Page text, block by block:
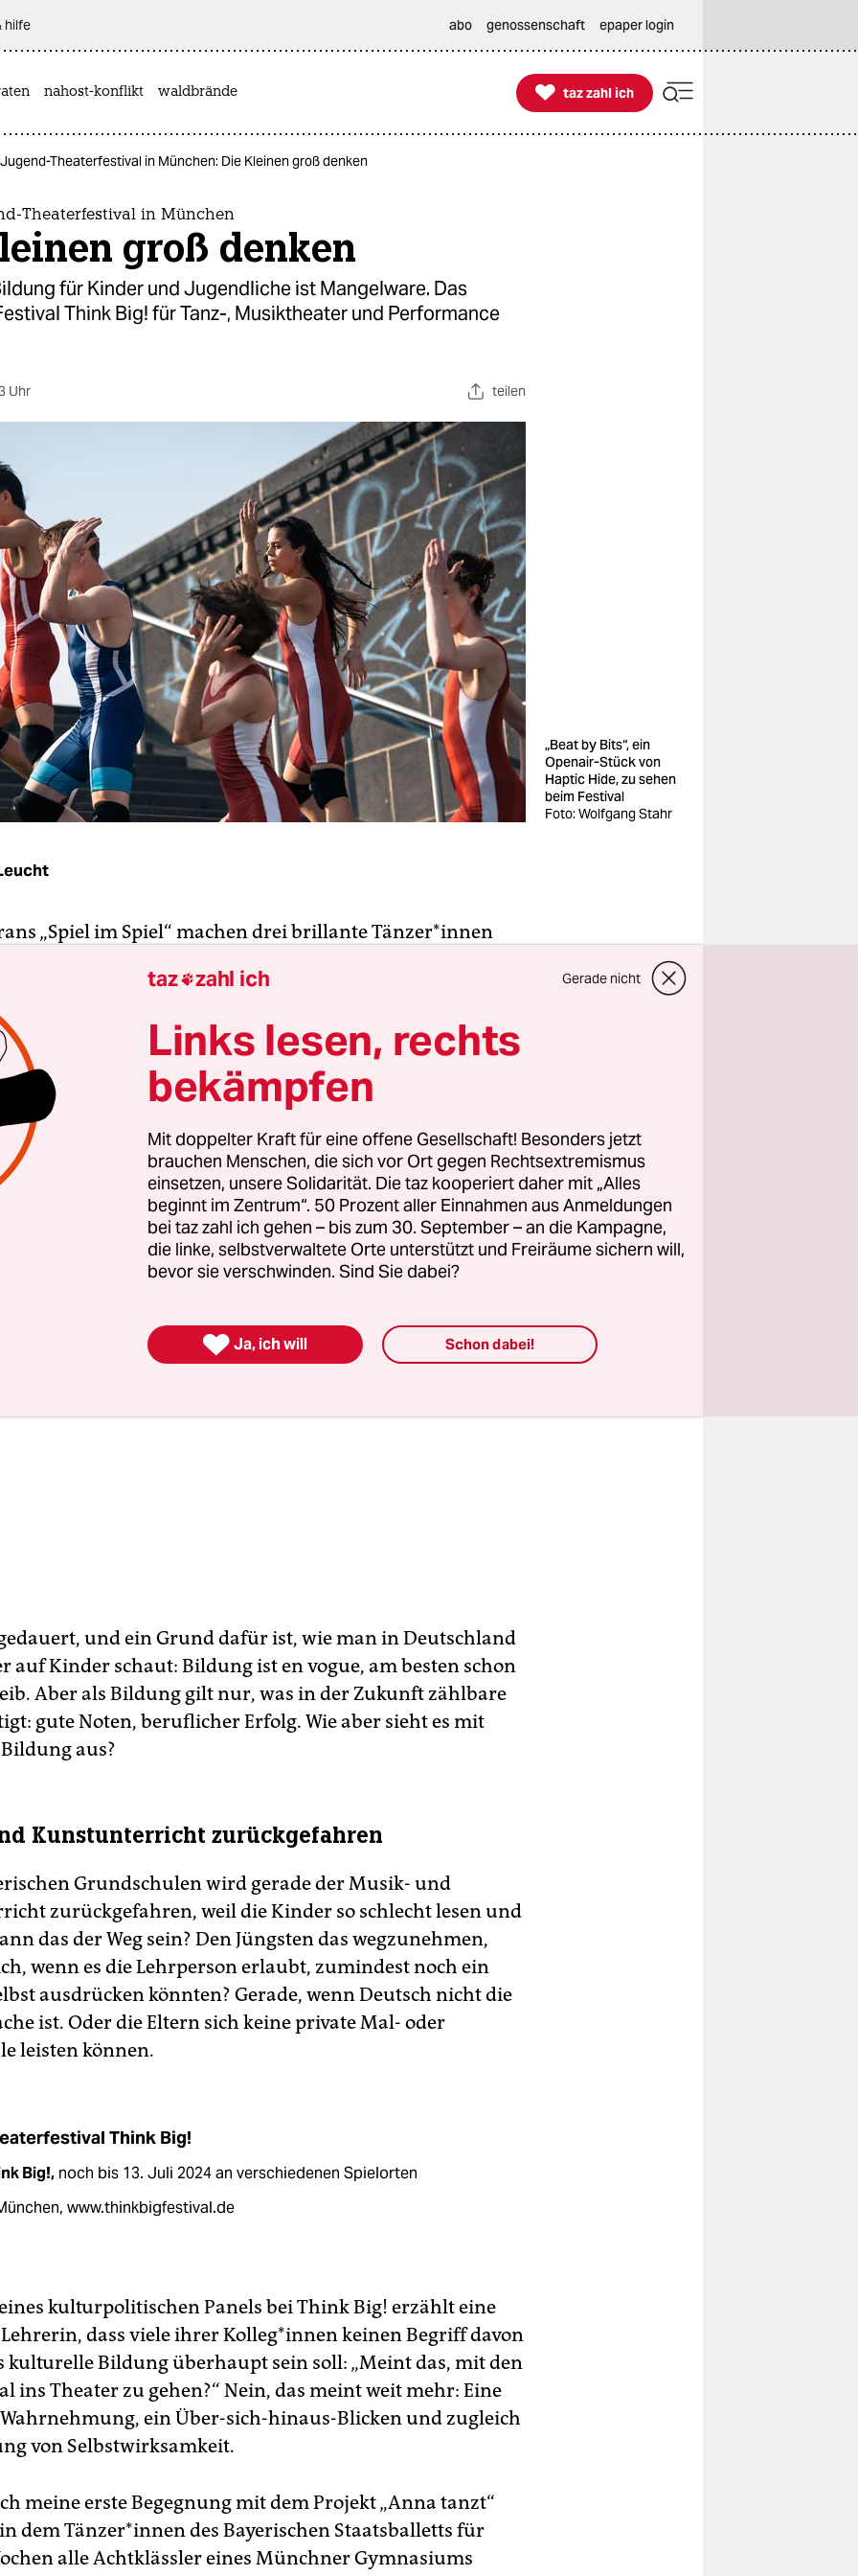
hilfe abo genossenschaft epaper login
nahost-konflikt waldbrände 
taz zahl ich
taz zahl ich
Theaterfestival in München: Die Kleinen groß denken
Theaterfestival in München
groß denken
für Kinder und Jugendliche ist Mangelware. Das
Think Big! für Tanz-, Musiktheater und Performance
Uhr teilen
„Beat by Bits“, ein
Openair-Stück von
Haptic Hide, zu sehen
beim Festival
Foto: Wolfgang Stahr
„Spiel im Spiel“ machen drei brillante Tän­ze­r*in­nen
fein geschliffenen Spiegel vor. In Jasmine Morands
ein solcher riesengroß an der Decke. Und während die
in einem dichten Kreis am Boden liegen, ist
Muster aus Körpern zu sehen – ein buntes,
Mandala in Bewegung.
Big!“-Time in München. Bereits zum zehnten Mal
das internationale Tanz-, Musiktheater- und
Festival für junges Publikum, wie sich diese hierzulande
zu nennende Sparte allmählich ausdifferenziert.
gedauert, und ein Grund dafür ist, wie man in Deutschland
auf Kinder schaut: Bildung ist en vogue, am besten schon
Aber als Bildung gilt nur, was in der Zukunft zählbare
gute Noten, beruflicher Erfolg. Wie aber sieht es mit
aus?
Kunstunterricht zurückgefahren
Grundschulen wird gerade der Musik- und
zurückgefahren, weil die Kinder so schlecht lesen und
das der Weg sein? Den Jüngsten das wegzunehmen,
wenn es die Lehrperson erlaubt, zumindest noch ein
ausdrücken könnten? Gerade, wenn Deutsch nicht die
ist. Oder die Eltern sich keine private Mal- oder
leisten können.
Think Big!
Big!,noch bis 13. Juli 2024 an verschiedenen Spielorten
www.thinkbigfestival.de
kulturpolitischen Panels bei Think Big! erzählt eine
dass viele ihrer Kol­le­g*in­nen keinen Begriff davon
kulturelle Bildung überhaupt sein soll: „Meint das, mit den
ins Theater zu gehen?“ Nein, das meint weit mehr: Eine
ein Über-sich-hinaus-Blicken und zugleich
von Selbstwirksamkeit.
meine erste Begegnung mit dem Projekt „Anna tanzt“
dem Tän­ze­r*in­nen des Bayerischen Staatsballetts für
alle Achtklässler eines Münchner Gymnasiums
taz zahl ich Gerade nicht
Links lesen, rechts
bekämpfen
Mit doppelter Kraft für eine offene Gesellschaft! Besonders jetzt
brauchen Menschen, die sich vor Ort gegen Rechtsextremismus
einsetzen, unsere Solidarität. Die taz kooperiert daher mit „Alles
beginnt im Zentrum“. 50 Prozent aller Einnahmen aus Anmeldungen
bei taz zahl ich gehen – bis zum 30. September – an die Kampagne,
die linke, selbstverwaltete Orte unterstützt und Freiräume sichern will,
bevor sie verschwinden. Sind Sie dabei?
 Ja, ich will Schon dabei!